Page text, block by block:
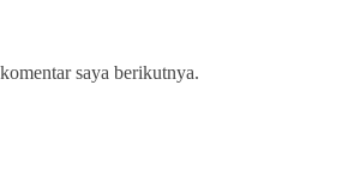
saya berikutnya.